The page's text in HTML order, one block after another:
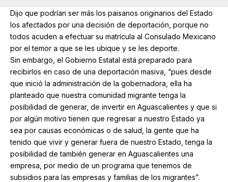
Dijo que podrían ser más los paisanos originarios del Estado
los afectados por una decisión de deportación, porque no
todos acuden a efectuar su matrícula al Consulado Mexicano
por el temor a que se les ubique y se les deporte.
Sin embargo, el Gobierno Estatal está preparado para
recibirlos en caso de una deportación masiva, “pues desde
que inició la administración de la gobernadora, ella ha
planteado que nuestra comunidad migrante tenga la
posibilidad de generar, de invertir en Aguascalientes y que si
por algún motivo tienen que regresar a nuestro Estado ya
sea por causas económicas o de salud, la gente que ha
tenido que vivir y generar fuera de nuestro Estado, tenga la
posibilidad de también generar en Aguascalientes una
empresa, por medio de un programa que tenemos de
subsidios para las empresas y familias de los migrantes”.